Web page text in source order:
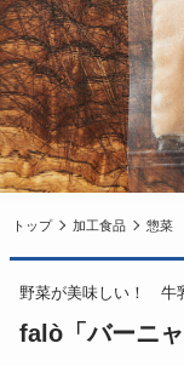
トップ 加工食品 惣菜
野菜が美味しい！ 牛
falò「バーニ